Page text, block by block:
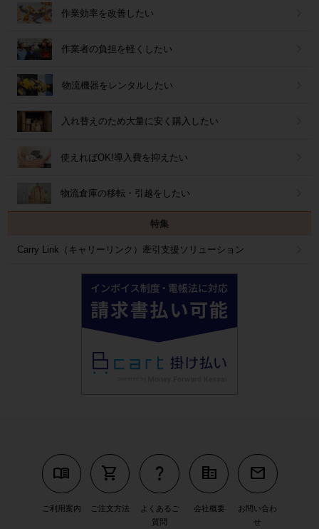
作業効率を改善したい
作業者の負担を軽くしたい
物流機器をレンタルしたい
入れ替えのため大量に安く購入したい
使えればOK!導入費を抑えたい
物流倉庫の移転・引越をしたい
特集
Carry Link（キャリーリンク）牽引支援ソリューション
menu_book
ご利用案内
shopping_cart
ご注文方法
question_mark
よくあるご
質問
corporate_fare
会社概要
mail
お問い合わ
せ